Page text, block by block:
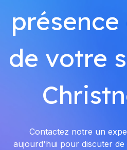
de votre
Contactez notre un
aujourd'hui pour discuter